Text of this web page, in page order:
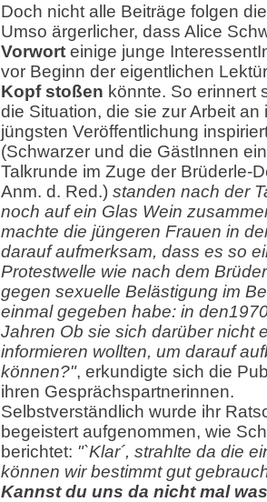
Doch nicht alle Beiträge folgen
Umso ärgerlicher, dass Alice
Vorwort einige junge
vor Beginn der eigentlichen
Kopf stoßen könnte. So erinnert
die Situation, die sie zur Arbeit an
jüngsten Veröffentlichung
(Schwarzer und die GästInnen
Talkrunde im Zuge der Brüderle-
Anm. d. Red.) standen nach der
noch auf ein Glas Wein
machte die jüngeren Frauen in
darauf aufmerksam, dass es so
Protestwelle wie nach dem
gegen sexuelle Belästigung im
einmal gegeben habe: in
Jahren Ob sie sich darüber nicht
informieren wollten, um darauf
können?", erkundigte sich die
ihren Gesprächspartnerinnen.
Selbstverständlich wurde ihr
begeistert aufgenommen, wie
berichtet: "`Klar´, strahlte da die
können wir bestimmt gut
Kannst du uns da nicht mal was